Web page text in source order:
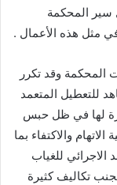
سير المحكمة
مثل هذه الأعمال .
المحكمة وقد تكرر
للتعطيل المتعمد
لها في ظل حبس
والاكتفاء بما
للغياب
تكاليف كثيرة